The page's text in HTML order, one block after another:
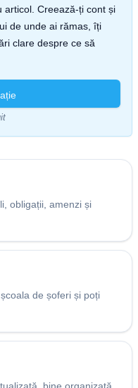
articol. Creează-ți cont și
de unde ai rămas, îți
clare despre ce să
obligații, amenzi și
de șoferi și poți